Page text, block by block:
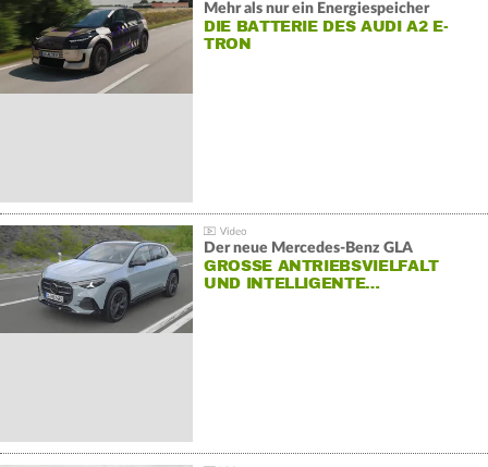
Mehr als nur ein Energiespeicher
DIE BATTERIE DES AUDI A2 E-
TRON
Der neue Mercedes-Benz GLA
GROSSE ANTRIEBSVIELFALT U
ND INTELLIGENTE…